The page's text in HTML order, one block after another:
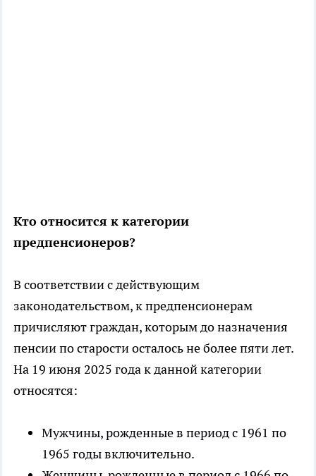
Кто относится к категории
предпенсионеров?
В соответствии с действующим
законодательством, к предпенсионерам
причисляют граждан, которым до назначения
пенсии по старости осталось не более пяти лет.
На 19 июня 2025 года к данной категории
относятся:
Мужчины, рожденные в период с 1961 по
1965 годы включительно.